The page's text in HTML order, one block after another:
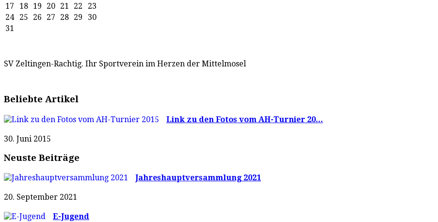
17
18 19 20 21 22
23
24
25 26 27 28 29
30
31
SV Zeltingen-Rachtig. Ihr Sportverein im Herzen der Mittelmosel
Beliebte Artikel
Link zu den Fotos vom AH-Turnier 20...
30. Juni 2015
Neuste Beiträge
Jahreshauptversammlung 2021
20. September 2021
E-Jugend